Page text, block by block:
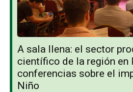
A sala llena: el sector
científico de la región en
conferencias sobre el
Niño